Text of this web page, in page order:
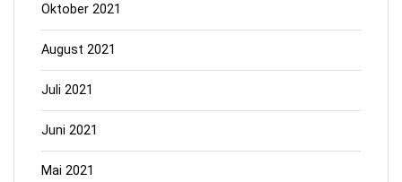
Oktober 2021
August 2021
Juli 2021
Juni 2021
Mai 2021